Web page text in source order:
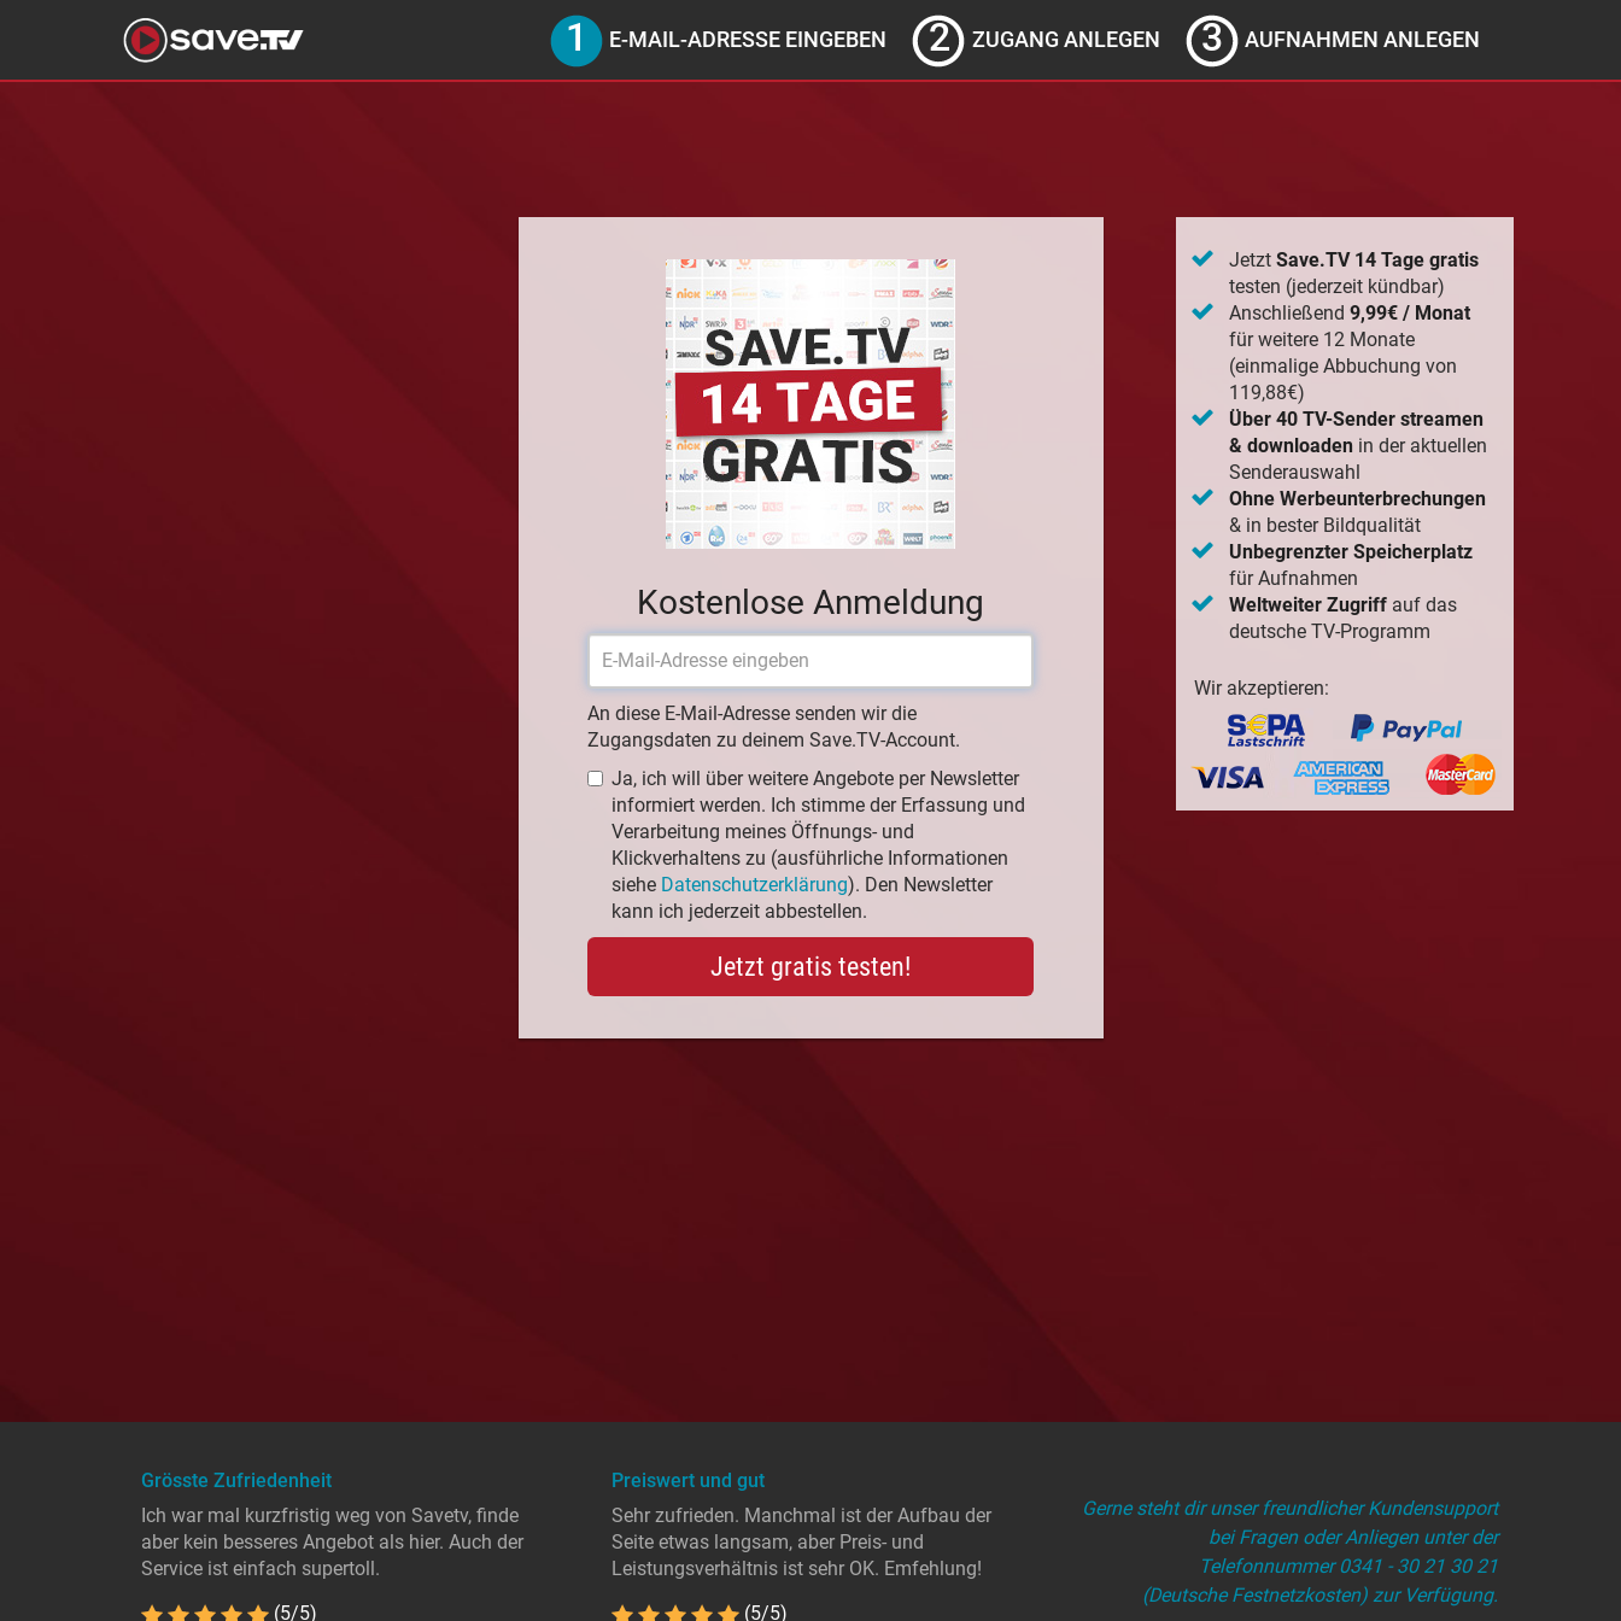
E-MAIL-ADRESSE EINGEBEN ZUGANG ANLEGEN AUFNAHMEN ANLEGEN
Kostenlose Anmeldung
An diese E-Mail-Adresse senden wir die
Zugangsdaten zu deinem Save.TV-Account.
Ja, ich will über weitere Angebote per Newsletter
informiert werden. Ich stimme der Erfassung und
Verarbeitung meines Öffnungs- und
Klickverhaltens zu (ausführliche Informationen
siehe Datenschutzerklärung). Den Newsletter
kann ich jederzeit abbestellen.
Jetzt gratis testen!
Jetzt Save.TV 14 Tage gratis
testen (jederzeit kündbar)
Anschließend 9,99€ / Monat
für weitere 12 Monate
(einmalige Abbuchung von
119,88€)
Über 40 TV-Sender streamen
& downloadenin der aktuellen
Senderauswahl
Ohne Werbeunterbrechungen
& in bester Bildqualität
Unbegrenzter Speicherplatz
für Aufnahmen
Weltweiter Zugriffauf das
deutsche TV-Programm
Wir akzeptieren:
Grösste Zufriedenheit
Ich war mal kurzfristig weg von Savetv, finde
aber kein besseres Angebot als hier. Auch der
Service ist einfach supertoll.
(5/5)
Preiswert und gut
Sehr zufrieden. Manchmal ist der Aufbau der
Seite etwas langsam, aber Preis- und
Leistungsverhältnis ist sehr OK. Emfehlung!
(5/5)
Gerne steht dir unser freundlicher Kundensupport
bei Fragen oder Anliegen unter der
Telefonnummer 0341 - 30 21 30 21
(Deutsche Festnetzkosten) zur Verfügung.